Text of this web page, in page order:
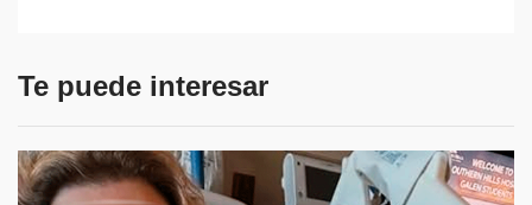
Te puede interesar